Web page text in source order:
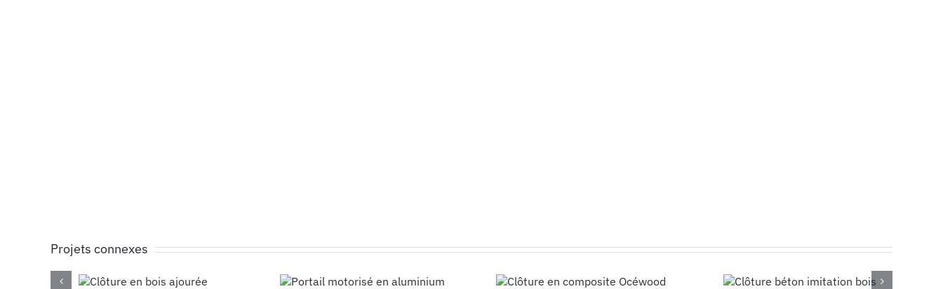
Projets connexes
en
Clôture béton